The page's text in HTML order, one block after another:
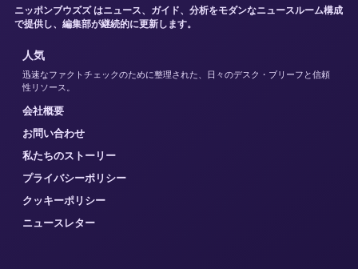
ニッポンブウズズ はニュース、ガイド、分析をモダンなニュースルーム構成
で提供し、編集部が継続的に更新します。
人気
迅速なファクトチェックのために整理された、日々のデスク・ブリーフと信頼
性リソース。
会社概要
お問い合わせ
私たちのストーリー
プライバシーポリシー
クッキーポリシー
ニュースレター